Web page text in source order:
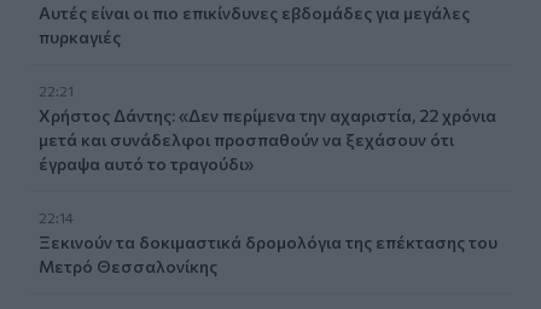
Αυτές είναι οι πιο επικίνδυνες εβδομάδες για μεγάλες
πυρκαγιές
22:21
Χρήστος Δάντης: «Δεν περίμενα την αχαριστία, 22 χρόνια
μετά και συνάδελφοι προσπαθούν να ξεχάσουν ότι
έγραψα αυτό το τραγούδι»
22:14
Ξεκινούν τα δοκιμαστικά δρομολόγια της επέκτασης του
Μετρό Θεσσαλονίκης